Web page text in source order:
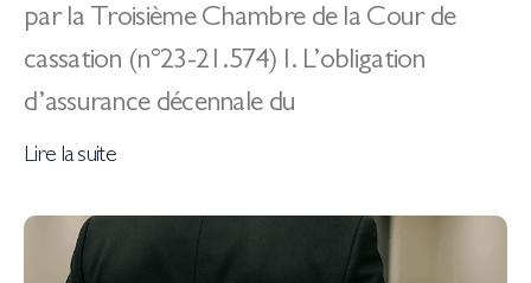
par la Troisième Chambre de la Cour de
cassation (n°23-21.574) I. L’obligation
d’assurance décennale du
Lire la suite